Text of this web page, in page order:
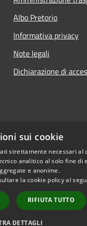
Albo Pretorio
Informativa privacy
Note legali
Dichiarazione di
Copyright © 2026 •
sui cookie
strettamente necessari al
analitico al solo fine
e anonime.
la cookie policy al
RIFIUTA TUTTO
DETTAGLI